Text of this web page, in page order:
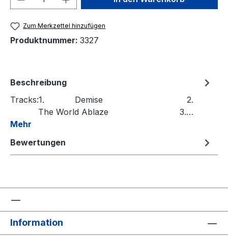
Zum Merkzettel hinzufügen
Produktnummer: 3327
Beschreibung
Tracks:1. Demise 2.
The World Ablaze 3.…
Mehr
Bewertungen
Information